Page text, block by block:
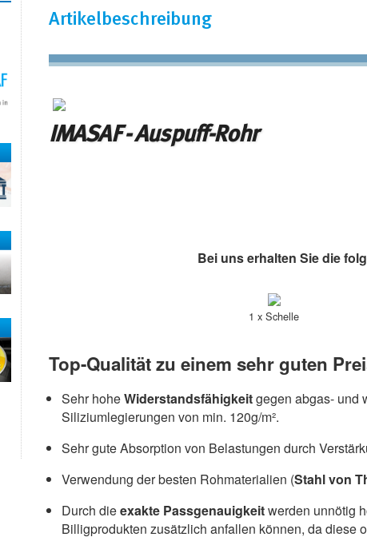
Artikelbeschreibung
IMASAF - Auspuff-Rohr
Bei uns erhalten Sie die
1 x Schelle
Top-Qualität zu einem sehr guten
Sehr hoheWiderstandsfähigkeitgegen abgas- und
Siliziumlegierungen von min. 120g/m².
Sehr gute Absorption von Belastungen durch
Verwendung der besten Rohmaterialien (Stahl von
Durch dieexakte Passgenauigkeitwerden unnötig
Billigprodukten zusätzlich anfallen können, da diese